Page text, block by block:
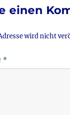
einen
wird nicht
*